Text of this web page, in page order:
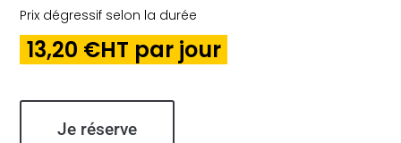
Prix dégressif selon la durée
13,20 €HT par jour
Je réserve